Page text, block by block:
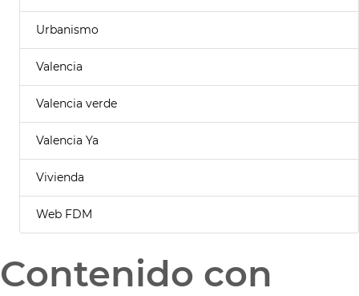
Urbanismo
Valencia
Valencia verde
Valencia Ya
Vivienda
Web FDM
Contenido con